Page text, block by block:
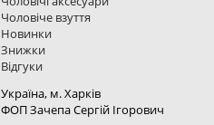
Чоловіче взуття
Новинки
Знижки
Відгуки
Україна, м. Харкiв
ФОП Зачепа Сергій Ігорович